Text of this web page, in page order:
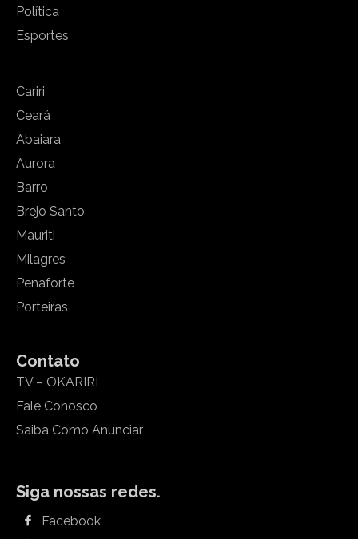
Política
Esportes
Cariri
Ceará
Abaiara
Aurora
Barro
Brejo Santo
Mauriti
Milagres
Penaforte
Porteiras
Contato
TV – OKARIRI
Fale Conosco
Saiba Como Anunciar
Siga nossas redes.
Facebook